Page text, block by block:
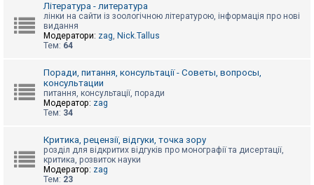
м
о
г
Література - литература
лінки на сайти із зоологічною літературою, інформація про нові
видання
Модератори: zag, Nick.Tallus
Тем: 64
Поради, питання, консультації - Советы, вопросы,
консультации
питання, консультації, поради
Модератор: zag
Тем: 34
Критика, рецензії, відгуки, точка зору
розділ для відкритих відгуків про монографії та дисертації,
критика, розвиток науки
Модератор: zag
Тем: 23